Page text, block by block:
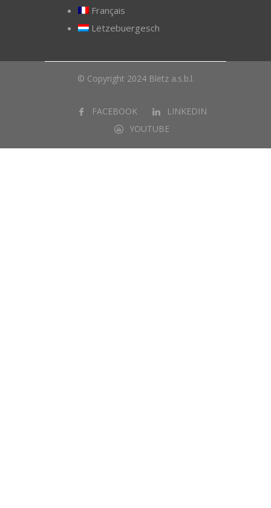
Français
Lëtzebuergesch
© Copyright 2024 Blëtz a.s.b.l.
FACEBOOK
LINKEDIN
YOUTUBE